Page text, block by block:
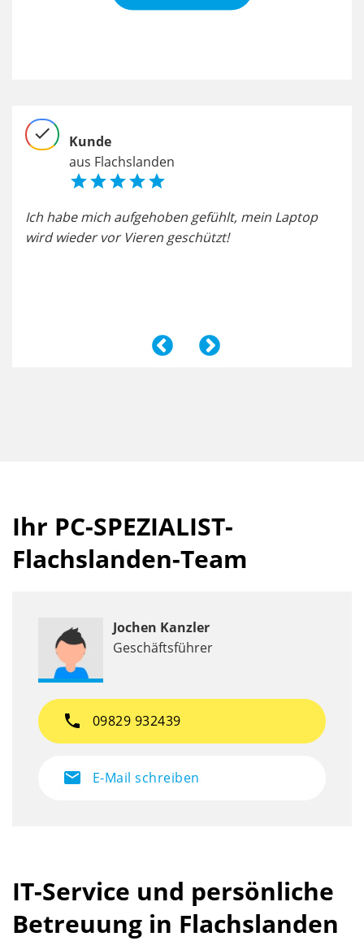
check
Kunde
aus Flachslanden

Ich habe mich aufgehoben gefühlt, mein Laptop
wird wieder vor Vieren geschützt!
Ihr PC-SPEZIALIST-
Flachslanden-Team
Jochen Kanzler
Geschäftsführer
phone 09829 932439
mail E-Mail schreiben
IT-Service und persönliche
Betreuung in Flachslanden